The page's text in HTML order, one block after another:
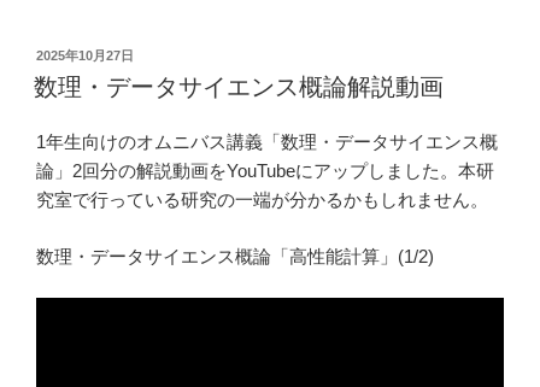
投
稿
日:
2025年10月27日
数理・データサイエンス概論解説動画
1年生向けのオムニバス講義「数理・データサイエンス概
論」2回分の解説動画をYouTubeにアップしました。本研
究室で行っている研究の一端が分かるかもしれません。
数理・データサイエンス概論「高性能計算」(1/2)